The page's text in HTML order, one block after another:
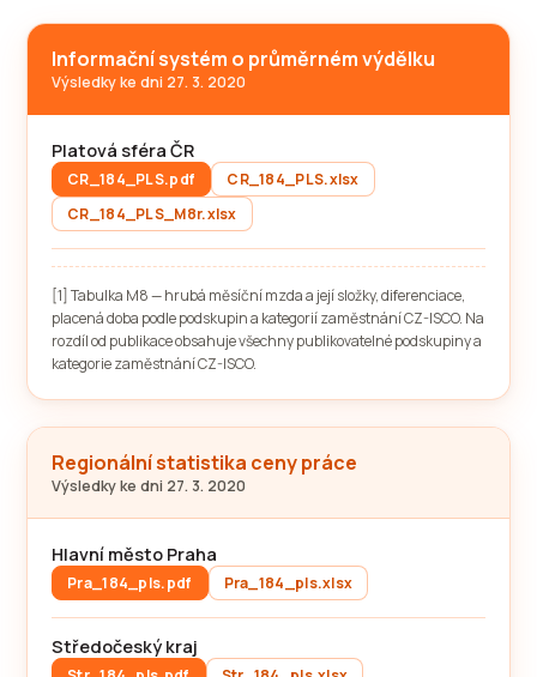
Informační systém o průměrném výdělku
Výsledky ke dni 27. 3. 2020
Platová sféra ČR
CR_184_PLS.pdf
CR_184_PLS.xlsx
CR_184_PLS_M8r.xlsx
[1] Tabulka M8 — hrubá měsíční mzda a její složky, diferenciace,
placená doba podle podskupin a kategorií zaměstnání CZ-ISCO. Na
rozdíl od publikace obsahuje všechny publikovatelné podskupiny a
kategorie zaměstnání CZ-ISCO.
Regionální statistika ceny práce
Výsledky ke dni 27. 3. 2020
Hlavní město Praha
Pra_184_pls.pdf Pra_184_pls.xlsx
Středočeský kraj